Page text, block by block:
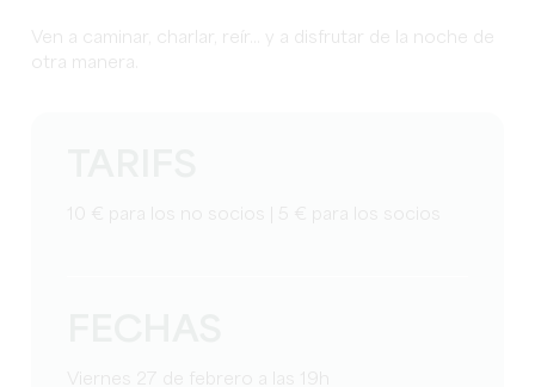
Ven a caminar, charlar, reír... y a disfrutar de la noche de
otra manera.